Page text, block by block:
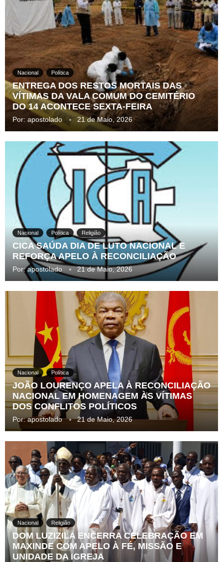
Nacional Política
ENTREGA DOS RESTOS MORTAIS DAS
VÍTIMAS DA VALA COMUM DO CEMITÉRIO
DO 14 ACONTECE SEXTA-FEIRA
Por: apostolado 21 de Maio, 2026
Nacional Política Religião
CICA SAÚDA DIA DE LUTO NACIONAL E
REFORÇA APELO À RECONCILIAÇÃO
Por:apostolado 21 de Maio, 2026
Nacional Política
JOÃO LOURENÇO APELA À RECONCILIAÇÃO
NACIONAL EM HOMENAGEM ÀS VÍTIMAS
DOS CONFLITOS POLÍTICOS
Por:apostolado 21 de Maio, 2026
Nacional Religião
DOM LUZIZILA ENCERRA CELEBRAÇÃO EM
MAXINDE COM APELO À FÉ, MISSÃO E
UNIDADE DA IGREJA